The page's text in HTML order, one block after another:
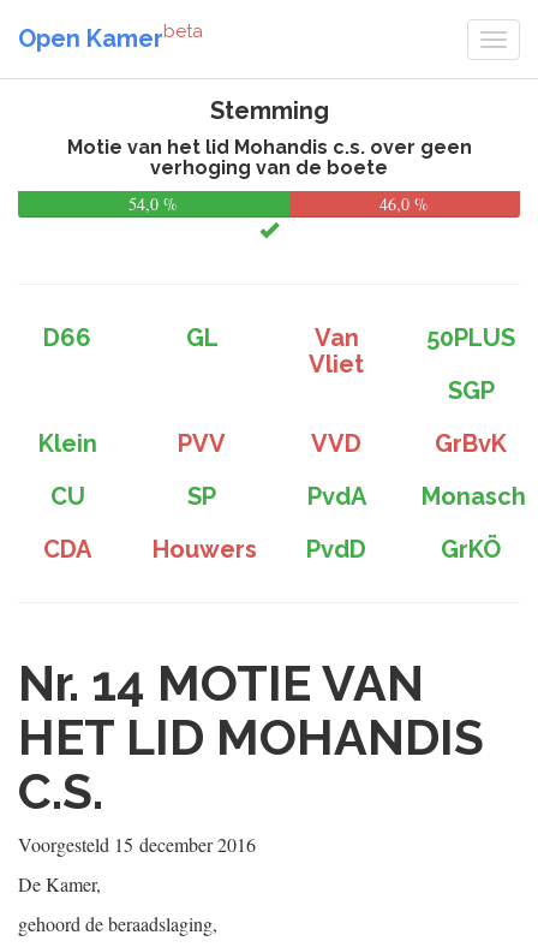
Open Kamerbeta
Stemming
Motie van het lid Mohandis c.s. over geen
verhoging van de boete
54,0 %
46,0 %
D66 GL
Van
Vliet
50PLUS
SGP
Klein
PVV VVD
GrBvK
CU
SP PvdA
Monasch
CDA
Houwers PvdD GrKÖ
Nr. 14 MOTIE VAN
HET LID MOHANDIS
C.S.
Voorgesteld 15 december 2016
De Kamer,
gehoord de beraadslaging,